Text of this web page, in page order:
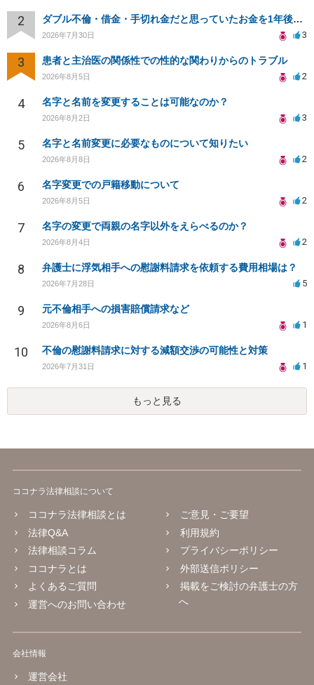
2 ダブル不倫・借金・手切れ金だと思っていたお金を1年後いまさら脅迫罪として通知書が来てまとめて請求
2026年7月30日 3
3 患者と主治医の関係性での性的な関わりからのトラブル
2026年8月5日 2
4 名字と名前を変更することは可能なのか？
2026年8月2日 3
5 名字と名前変更に必要なものについて知りたい
2026年8月8日 2
6 名字変更での戸籍移動について
2026年8月5日 2
7 名字の変更で両親の名字以外をえらべるのか？
2026年8月4日 2
8 弁護士に浮気相手への慰謝料請求を依頼する費用相場は？
2026年7月28日 5
9 元不倫相手への損害賠償請求など
2026年8月6日 1
10 不倫の慰謝料請求に対する減額交渉の可能性と対策
2026年7月31日 1
もっと見る
ココナラ法律相談について
ココナラ法律相談とは
法律Q&A
法律相談コラム
ココナラとは
よくあるご質問
運営へのお問い合わせ
ご意見・ご要望
利用規約
プライバシーポリシー
外部送信ポリシー
掲載をご検討の弁護士の方
へ
会社情報
運営会社